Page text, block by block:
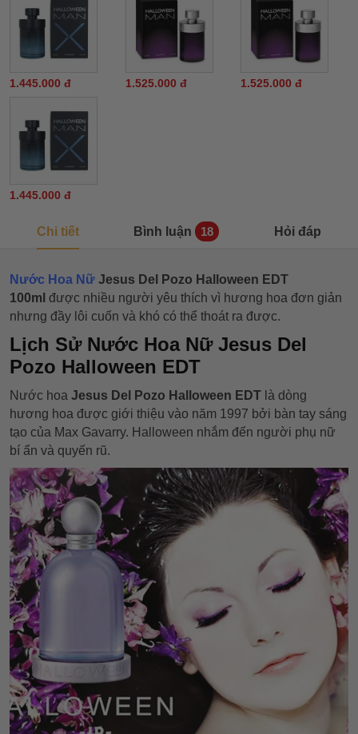
1.445.000 đ 1.525.000 đ 1.525.000 đ
1.445.000 đ
Chi tiết Bình luận 18 Hỏi đáp
Nước Hoa Nữ Jesus Del Pozo Halloween EDT
100ml được nhiều người yêu thích vì hương hoa đơn giản
nhưng đầy lôi cuốn và khó có thể thoát ra được.
Lịch Sử Nước Hoa Nữ Jesus Del
Pozo Halloween EDT
Nước hoa Jesus Del Pozo Halloween EDT là dòng
hương hoa được giới thiệu vào năm 1997 bởi bàn tay sáng
tạo của Max Gavarry. Halloween nhắm đến người phụ nữ
bí ẩn và quyến rũ.